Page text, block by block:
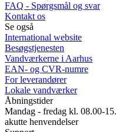
FAQ - Spørgsmål og svar
Kontakt os
Se også
International website
Besøgstjenesten
Vandværkerne i Aarhus
EAN- og CVR-numre
For leverandører
Lokale vandværker
Åbningstider
Mandag - fredag kl. 08.00-
akutte henvendelser